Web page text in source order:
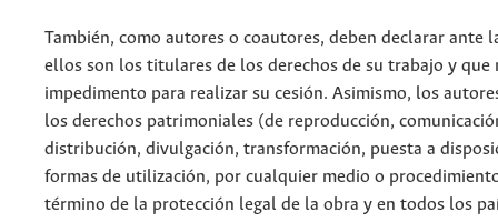
También, como autores o coautores, deben declarar ante
ellos son los titulares de los derechos de su trabajo y que
impedimento para realizar su cesión. Asimismo, los
los derechos patrimoniales (de reproducción,
distribución, divulgación, transformación, puesta a
formas de utilización, por cualquier medio o
término de la protección legal de la obra y en todos los